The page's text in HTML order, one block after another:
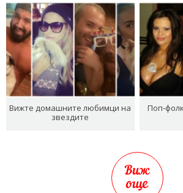
Вижте домашните любимци на
звездите
Поп-
Виж
още